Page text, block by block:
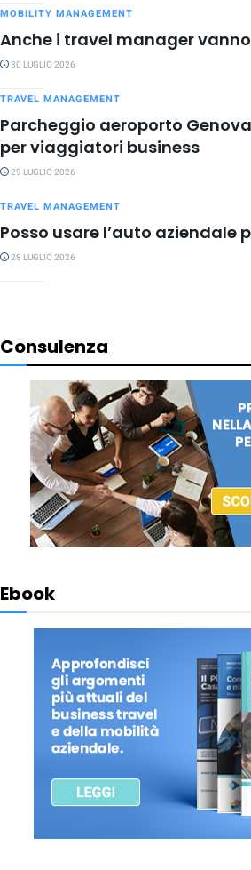
MOBILITY MANAGEMENT
Anche i travel manager
30 LUGLIO 2026
TRAVEL MANAGEMENT
Parcheggio aeroporto
per viaggiatori business
29 LUGLIO 2026
TRAVEL MANAGEMENT
Posso usare l’auto aziendale
28 LUGLIO 2026
Consulenza
Ebook